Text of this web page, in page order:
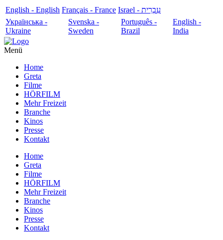
English - English Français - France
עִבְרִית - Israel
Українська -
Ukraine
Svenska -
Sweden
Português -
Brazil
English -
India
Menü
Home
Greta
Filme
HÖRFILM
Mehr Freizeit
Branche
Kinos
Presse
Kontakt
Home
Greta
Filme
HÖRFILM
Mehr Freizeit
Branche
Kinos
Presse
Kontakt